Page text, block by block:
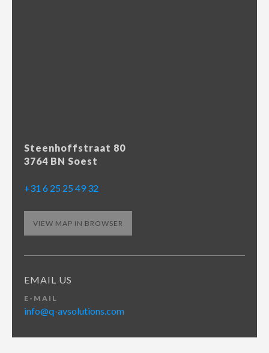
Steenhoffstraat 80
3764 BN Soest
+31 6 25 25 49 32‬
VIEW MAP IN BROWSER
EMAIL US
E-MAIL
info@q-avsolutions.com